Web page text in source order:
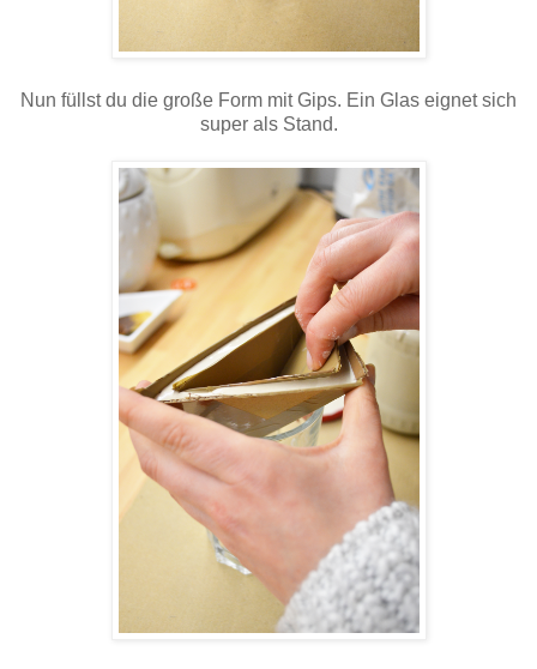
Nun füllst du die große Form mit Gips. Ein Glas eignet sich
super als Stand.